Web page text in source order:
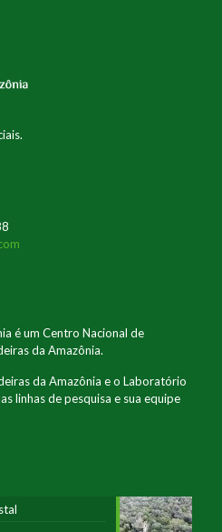
é um Centro Nacional de
da Amazônia.
da Amazônia e o Laboratório
linhas de pesquisa e sua equipe